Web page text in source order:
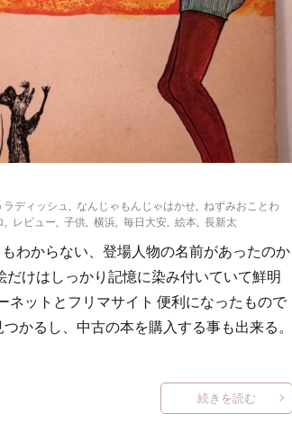
ラディッシュ なんじゃもんじゃはかせ
ねずみおことわ
レビュー 子供 横浜 毎日大安 絵本 長新太
わからない、登場人物の名前があったのか
けはしっかり記憶に染み付いていて鮮明
ネットとフリマサイト 便利になったもので
かるし、中古の本を購入する事も出来る。
続きを読む